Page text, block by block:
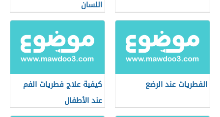
اللسان
الفطريات عند الرضع
كيفية علاج فطريات الفم
عند الأطفال